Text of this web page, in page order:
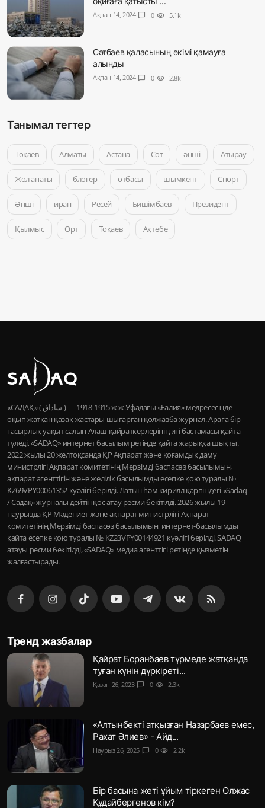
Ақпан 14, 2024 chat_bubble 0 visibility 5.1k
Сәтбаев қаласының әкімі қамауға
алынды
Ақпан 14, 2024 chat_bubble 0 visibility 2.8k
Танымал тегтер
Тоқаев Алматы Астана Сот әнші Атырау
Жол апаты блогер отбасы шымкент Спорт
Әнші иран Ресей Бишімбаев Президент
Қылмыс Өрт Тоқаев Ақтөбе
«САДАҚ» ( ساداق ) — 1915-1918 ж.ж Уфадағы «Ғалия» медресесінде
оқып жатқан қазақ жастары шығарған қолжазба журнал. Араға бір
ғасырлық уақыт салып Алаш қайраткерлерінің игі бастамасы қайта
түледі, «SADAQ» интернет басылым ретінде қайта жарыққа шықты.
2022 жылы 20 желтоқсанда ҚР Ақпарат және қоғамдық даму
министрлігі Ақпарат комитетінің Мерзімді баспасөз басылымын,
ақпарат агенттігін және желілік басылымды есепке қою туралы №
KZ69VPY00061352 куәлігі берілді. Латын һәм кирилл қарпіндегі «Sadaq
/ Садақ» журналы дейтін қос атау ресми бекітілді. 2026 жылы 19
наурызда ҚР Мәдениет және ақпарат министрлігі Ақпарат
комитетінің Мерзімді баспасөз басылымын, интернет-басылымды
қайта есепке қою туралы № KZ23VPY00144921 куәлігі берілді. SADAQ
атауы ресми бекітілді, «SADAQ» медиа агенттігі ретінде қызметін
жалғастырады.
Тренд жазбалар
Қайрат Боранбаев түрмеде жатқанда
туған күнін дүркіреті...
Қазан 26, 2023 chat_bubble 0 visibility 2.3k
«Алтынбекті атқызған Назарбаев емес,
Рахат Әлиев» - Айд...
Наурыз 26, 2025 chat_bubble 0 visibility 2.2k
Бір басына жеті ұйым тіркеген Олжас
Құдайбергенов кім?